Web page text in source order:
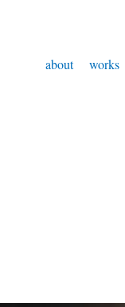
about works